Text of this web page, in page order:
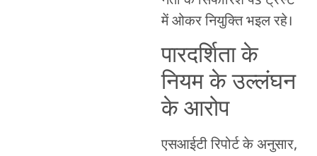
में ओकर नियुक्ति भइल रहे।
पारदर्शिता के
नियम के उल्लंघन
के आरोप
एसआईटी रिपोर्ट के अनुसार,